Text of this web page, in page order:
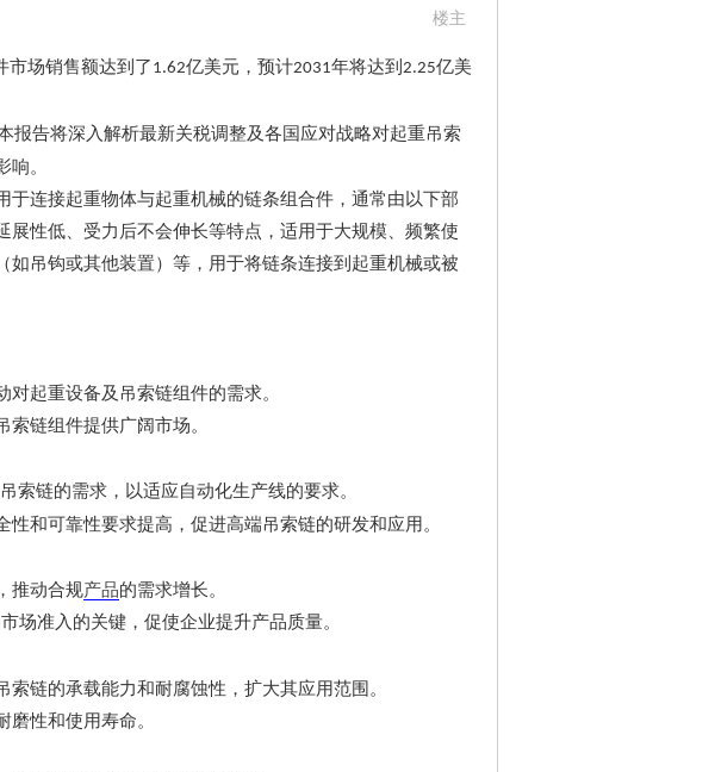
楼主
市场销售额达到了1.62亿美元，预计2031年将达到 2.25亿美
报告将深入解析最新关税调整及各国应对战略对起重吊索
。
连接起重物体与起重机械的链条组合件，通常由以下部
性低、受力后不会伸长等特点，适用于大规模、频繁使
吊钩或其他装置）等，用于将链条连接到起重机械或被
起重设备及吊索链组件的需求。
链组件提供广阔市场。
索链的需求，以适应自动化生产线的要求。
和可靠性要求提高，促进高端吊索链的研发和应用。
推动合规产品的需求增长。
场准入的关键，促使企业提升产品质量。
链的承载能力和耐腐蚀性，扩大其应用范围。
性和使用寿命。